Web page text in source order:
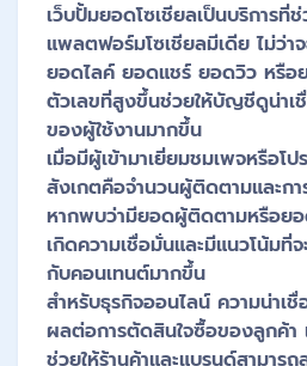
เว็บปั้มยอดโซเชียลเป็นบริการ
แพลตฟอร์มโซเชียลมีเดีย ไม่ว่า
ยอดไลค์ ยอดแชร์ ยอดวิว หรือ
ตัวเลขที่สูงขึ้นช่วยให้บัญชีดูน่าเ
ของผู้ใช้งานมากขึ้น
เมื่อมีผู้เข้ามาเยี่ยมชมเพจหรือโ
สังเกตคือจำนวนผู้ติดตามและก
หากพบว่ามียอดผู้ติดตามหรือยอ
เกิดความเชื่อมั่นและมีแนวโน้มที่
กับคอนเทนต์มากขึ้น
สำหรับธุรกิจออนไลน์ ความน่าเ
ผลต่อการตัดสินใจซื้อของลูกค้า
ช่วยให้ร้านค้าและแบรนด์สามา